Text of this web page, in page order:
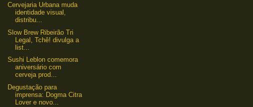
Cervejaria Urbana muda
identidade visual,
distribu...
Slow Brew Ribeirão Tri
Legal, Tchê! divulga a
list...
Sushi Leblon comemora
aniversário com
cerveja prod...
Degustação para
imprensa: Dogma Citra
Lover e novo...